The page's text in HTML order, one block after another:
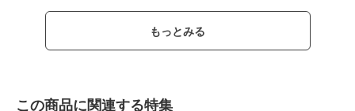
もっとみる
この商品に関連する特集